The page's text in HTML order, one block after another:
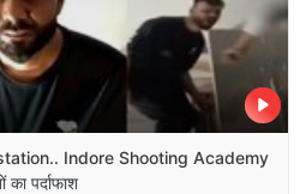
Indore Shooting Academy
पर्दाफाश